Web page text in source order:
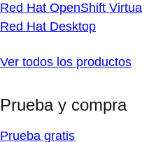
Red Hat OpenShift
Red Hat Desktop
Ver todos los productos
Prueba y compra
Prueba gratis